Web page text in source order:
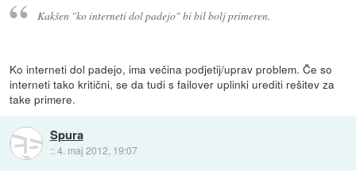
Kakšen "ko interneti dol padejo" bi bil bolj primeren.
Ko interneti dol padejo, ima večina podjetij/uprav problem. Če so
interneti tako kritični, se da tudi s failover uplinki urediti rešitev za
take primere.
Spura
::4. maj 2012, 19:07